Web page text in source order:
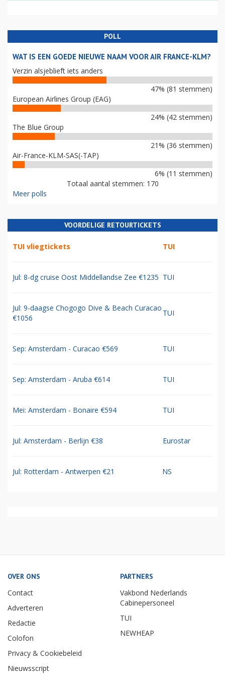
POLL
WAT IS EEN GOEDE NIEUWE NAAM VOOR AIR FRANCE-KLM?
Verzin alsjeblieft iets anders
47% (81 stemmen)
European Airlines Group (EAG)
24% (42 stemmen)
The Blue Group
21% (36 stemmen)
Air-France-KLM-SAS(-TAP)
6% (11 stemmen)
Totaal aantal stemmen: 170
Meer polls
VOORDELIGE RETOURTICKETS
TUI vliegtickets TUI
Jul: 8-dg cruise Oost Middellandse Zee €1235 TUI
Jul: 9-daagse Chogogo Dive & Beach Curacao
€1056
TUI
Sep: Amsterdam - Curacao €569 TUI
Sep: Amsterdam - Aruba €614 TUI
Mei: Amsterdam - Bonaire €594 TUI
Jul: Amsterdam - Berlijn €38 Eurostar
Jul: Rotterdam - Antwerpen €21 NS
OVER ONS
Contact
Adverteren
Redactie
Colofon
Privacy & Cookiebeleid
Nieuwsscript
PARTNERS
Vakbond Nederlands
Cabinepersoneel
TUI
NEWHEAP